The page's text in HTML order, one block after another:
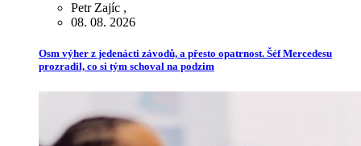
Petr Zajíc ,
08. 08. 2026
Osm výher z jedenácti závodů, a přesto opatrnost. Šéf Mercedesu
prozradil, co si tým schoval na podzim